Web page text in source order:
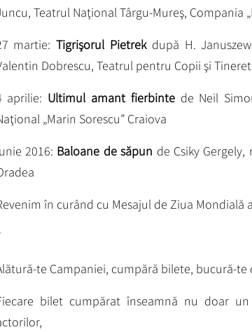
Teatrul Naţional Târgu-Mureş, Compania
martie: Tigrişorul Pietrek după H.
Dobrescu, Teatrul pentru Copii şi Tineret
aprilie: Ultimul amant fierbintede Neil
„Marin Sorescu” Craiova
2016: Baloane de săpun de Csiky Gergely,
în curând cu Mesajul de Ziua Mondială
te Campaniei, cumpără bilete, bucură-
bilet cumpărat înseamnă nu doar